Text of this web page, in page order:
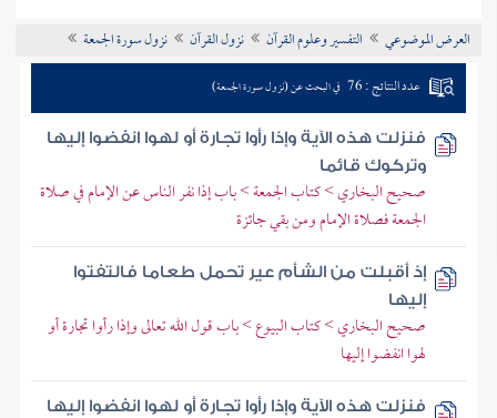
تراجم الأعلام
العرض الموضوعي التفسير وعلوم القرآن نزول القرآن نزول سورة الجمعة
عدد النتائج : 76 في البحث عن (نزول سورة الجمعة)
فنزلت هذه الآية وإذا رأوا تجارة أو لهوا انفضوا إليها
وتركوك قائما
صحيح البخاري > كتاب الجمعة > باب إذا نفر الناس عن الإمام في صلاة
الجمعة فصلاة الإمام ومن بقي جائزة
إذ أقبلت من الشأم عير تحمل طعاما فالتفتوا
إليها
صحيح البخاري > كتاب البيوع > باب قول الله تعالى وإذا رأوا تجارة أو
لهوا انفضوا إليها
فنزلت هذه الآية وإذا رأوا تجارة أو لهوا انفضوا إليها